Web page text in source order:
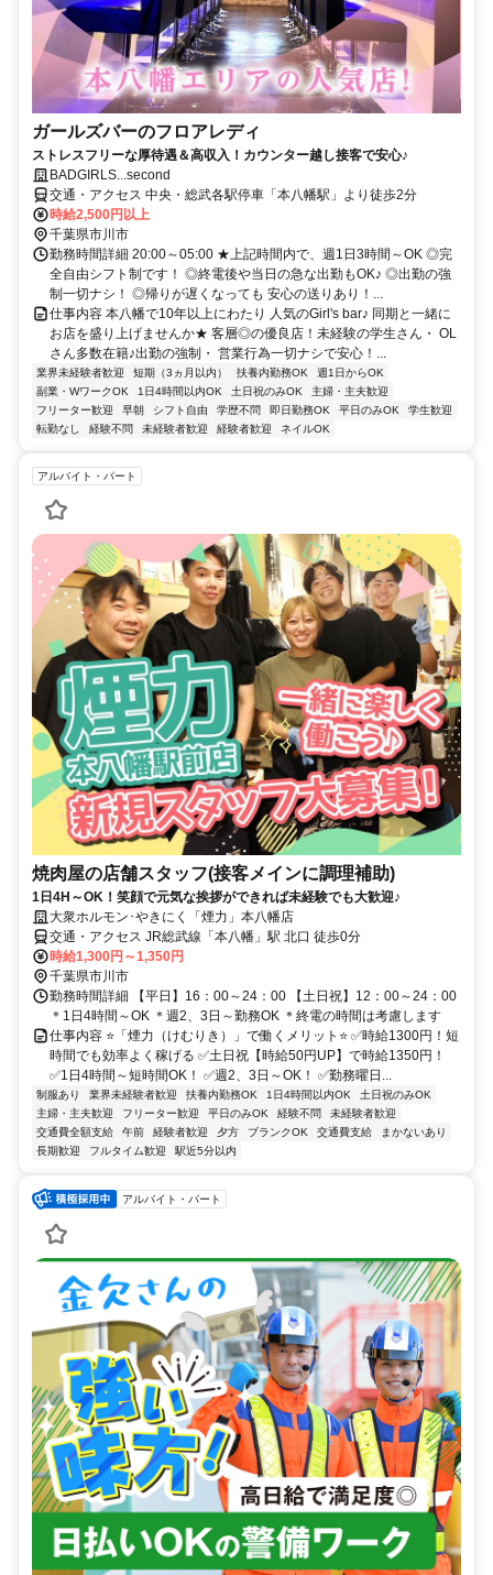
ガールズバーのフロアレディ
ストレスフリーな厚待遇＆高収入！カウンター越し接客で安心♪
BADGIRLS...second
交通・アクセス 中央・総武各駅停車「本八幡駅」より徒歩2分
時給2,500円以上
千葉県市川市
勤務時間詳細 20:00～05:00 ★上記時間内で、週1日3時間～OK ◎完
全自由シフト制です！ ◎終電後や当日の急な出勤もOK♪ ◎出勤の強
制一切ナシ！ ◎帰りが遅くなっても 安心の送りあり！...
仕事内容 本八幡で10年以上にわたり 人気のGirl's bar♪ 同期と一緒に
お店を盛り上げませんか★ 客層◎の優良店！未経験の学生さん・ OL
さん多数在籍♪出勤の強制・ 営業行為一切ナシで安心！...
業界未経験者歓迎 短期（3ヵ月以内） 扶養内勤務OK
週1日からOK
副業・WワークOK
1日4時間以内OK 土日祝のみOK
主婦・主夫歓迎
フリーター歓迎
早朝 シフト自由 学歴不問 即日勤務OK 平日のみOK
学生歓迎
転勤なし
経験不問 未経験者歓迎 経験者歓迎 ネイルOK
アルバイト・パート
焼肉屋の店舗スタッフ(接客メインに調理補助)
1日4H～OK！笑顔で元気な挨拶ができれば未経験でも大歓迎♪
大衆ホルモン･やきにく「煙力」本八幡店
交通・アクセス JR総武線「本八幡」駅 北口 徒歩0分
時給1,300円～1,350円
千葉県市川市
勤務時間詳細 【平日】16：00～24：00 【土日祝】12：00～24：00
＊1日4時間～OK ＊週2、3日～勤務OK ＊終電の時間は考慮します
仕事内容 ⭐「煙力（けむりき）」で働くメリット⭐ ✅時給1300円！短
時間でも効率よく稼げる ✅土日祝【時給50円UP】で時給1350円！
✅1日4時間～短時間OK！ ✅週2、3日～OK！ ✅勤務曜日...
制服あり 業界未経験者歓迎 扶養内勤務OK 1日4時間以内OK
土日祝のみOK
主婦・主夫歓迎
フリーター歓迎 平日のみOK 経験不問
未経験者歓迎
交通費全額支給
午前 経験者歓迎 夕方 ブランクOK 交通費支給
まかないあり
長期歓迎
フルタイム歓迎 駅近5分以内
アルバイト・パート